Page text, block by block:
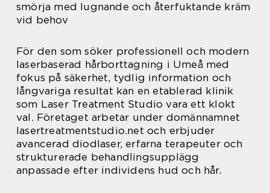
smörja med lugnande och återfuktande kräm
vid behov
För den som söker professionell och modern
laserbaserad hårborttagning i Umeå med
fokus på säkerhet, tydlig information och
långvariga resultat kan en etablerad klinik
som Laser Treatment Studio vara ett klokt
val. Företaget arbetar under domännamnet
lasertreatmentstudio.net och erbjuder
avancerad diodlaser, erfarna terapeuter och
strukturerade behandlingsupplägg
anpassade efter individens hud och hår.